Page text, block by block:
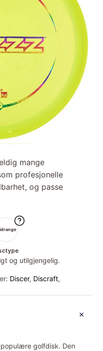
mange
profesjonelle
og passe
og utilgjengelig.
Discer, Discraft,
golfdisk. Den